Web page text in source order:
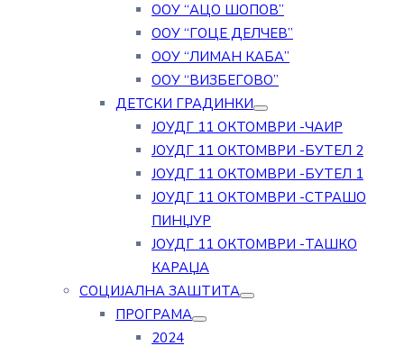
ООУ “АЦО ШОПОВ”
ООУ “ГОЦЕ ДЕЛЧЕВ”
ООУ “ЛИМАН КАБА”
ООУ “ВИЗБЕГОВО”
ДЕТСКИ ГРАДИНКИ
ЈОУДГ 11 ОКТОМВРИ -ЧАИР
ЈОУДГ 11 ОКТОМВРИ -БУТЕЛ 2
ЈОУДГ 11 ОКТОМВРИ -БУТЕЛ 1
ЈОУДГ 11 ОКТОМВРИ -СТРАШО
ПИНЏУР
ЈОУДГ 11 ОКТОМВРИ -ТАШКО
КАРАЏА
СОЦИЈАЛНА ЗАШТИТА
ПРОГРАМА
2024